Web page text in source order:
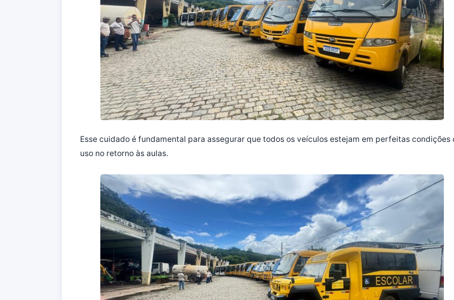
Esse cuidado é fundamental para assegurar que todos os veículos estejam em perfeitas condições
uso no retorno às aulas.